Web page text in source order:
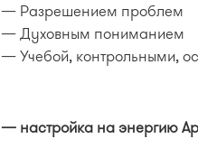
— Разрешением проблем
— Духовным пониманием
— Учебой, контрольными,
— настройка на энергию